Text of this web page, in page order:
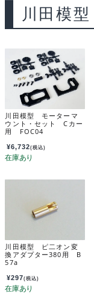
川田模型
川田模型 モーターマ
ウント・セット Cカー
用 FOC04
¥6,732(税込)
川田模型 ピ二オン変
換アダプター380用 B
57a
¥297(税込)